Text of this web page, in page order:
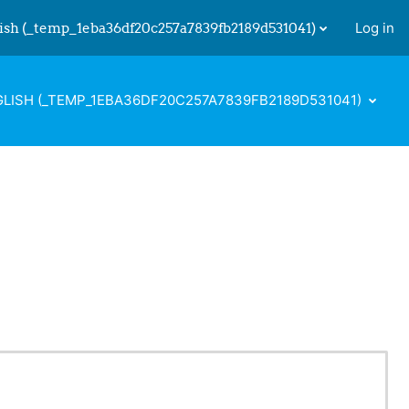
input
‎(_temp_1eba36df20c257a7839fb2189d531041)‎ Log in
‎(_TEMP_1EBA36DF20C257A7839FB2189D531041)‎